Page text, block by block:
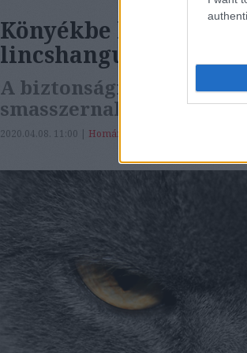
Könyékbe
lincshangulat
A biztonsági őr, aki
smasszernak
2020.04.08. 11:00 | Homár Rezső